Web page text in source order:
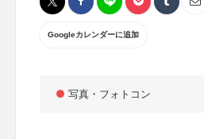
Googleカレンダーに追加
写真・フォトコン